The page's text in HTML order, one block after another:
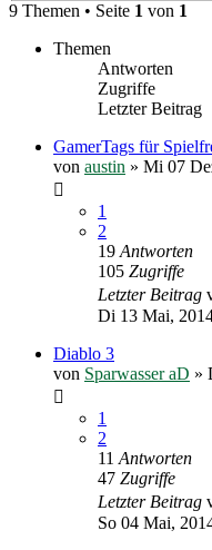
9 Themen • Seite 1 von 1
Themen
Antworten
Zugriffe
Letzter Beitrag
GamerTags für
von austin » Mi 07
1
2
19Antworten
105 Zugriffe
Letzter Beitrag
Di 13 Mai,
Diablo 3
von Sparwasser aD »
1
2
11Antworten
47 Zugriffe
Letzter Beitrag
So 04 Mai,